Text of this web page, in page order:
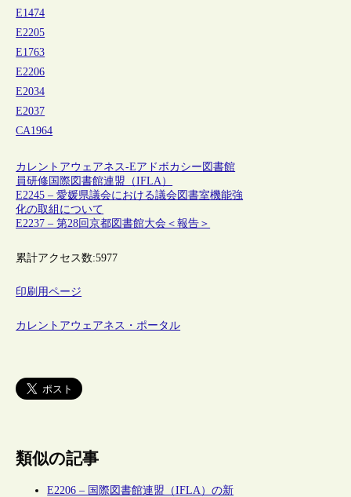
E1474
E2205
E1763
E2206
E2034
E2037
CA1964
カレントアウェアネス-Eアドボカシー 図書館
員研修国際図書館連盟（IFLA）
E2245 – 愛媛県議会における議会図書室機能強
化の取組について
E2237 – 第28回京都図書館大会＜報告＞
累計アクセス数:5977
印刷用ページ
カレントアウェアネス・ポータル
類似の記事
E2206 – 国際図書館連盟（IFLA）の新